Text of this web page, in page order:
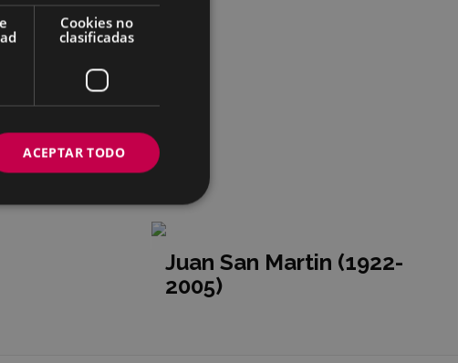
Juan San Martin (1922-
2005)
Cookies no
clasificadas
ACEPTAR TODO